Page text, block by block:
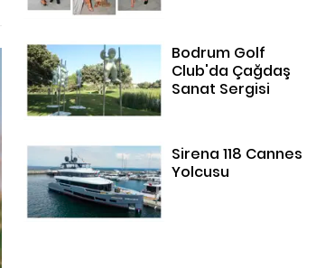
Bodrum Golf
Club'da Çağdaş
Sanat Sergisi
Sirena 118 Cannes
Yolcusu